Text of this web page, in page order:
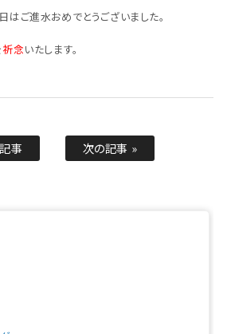
日はご進水おめでとうございました。
祈念いたします。
事 次の記事 »